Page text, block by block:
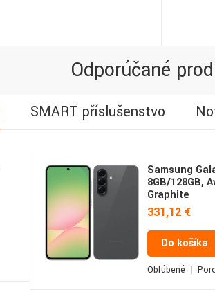
Odporúčané
SMART příslušenstvo
Samsung
8GB/128GB,
Graphite
331,12 €
Do košíka
Obľúbené